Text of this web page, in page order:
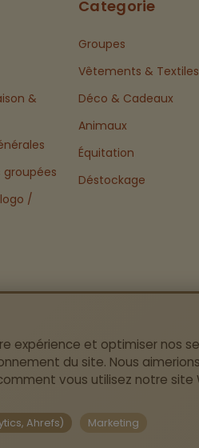
&
/
Categorie
Groupes
Vêtements & Textiles
Déco & Cadeaux
Animaux
Équitation
Déstockage
expérience et optimiser nos
du site. Nous
vous utilisez notre site
Ahrefs) Marketing